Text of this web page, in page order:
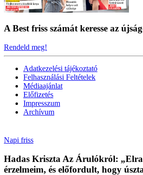
A Best friss számát keresse az
Rendeld meg!
Adatkezelési tájékoztató
Felhasználási Feltételek
Médiaajánlat
Előfizetés
Impresszum
Archívum
Napi friss
Hadas Kriszta Az Árulókról:
érzelmeim, és előfordult, hogy